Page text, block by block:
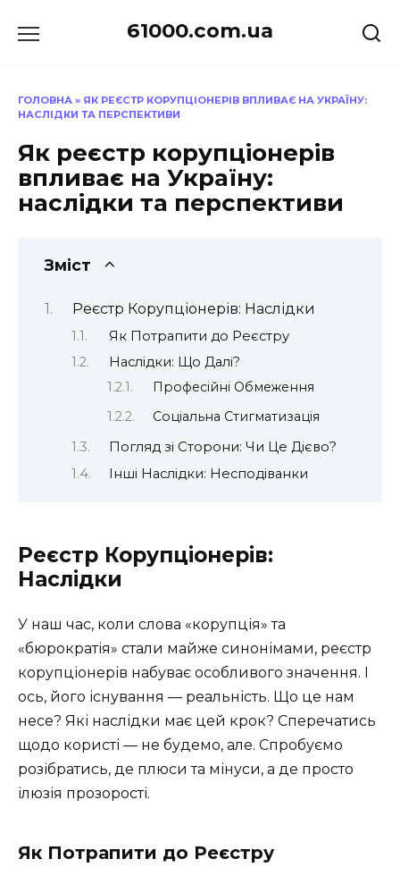
до
61000.com.ua
ГОЛОВНА » ЯК РЕЄСТР КОРУПЦІОНЕРІВ ВПЛИВАЄ НА УКРАЇНУ:
НАСЛІДКИ ТА ПЕРСПЕКТИВИ
Як реєстр корупціонерів
впливає на Україну:
наслідки та перспективи
Зміст
Реєстр Корупціонерів: Наслідки
Як Потрапити до Реєстру
Наслідки: Що Далі?
Професійні Обмеження
Соціальна Стигматизація
Погляд зі Сторони: Чи Це Дієво?
Інші Наслідки: Несподіванки
Реєстр Корупціонерів:
Наслідки
У наш час, коли слова «корупція» та
«бюрократія» стали майже синонімами, реєстр
корупціонерів набуває особливого значення. І
ось, його існування — реальність. Що це нам
несе? Які наслідки має цей крок? Сперечатись
щодо користі — не будемо, але. Спробуємо
розібратись, де плюси та мінуси, а де просто
ілюзія прозорості.
Як Потрапити до Реєстру